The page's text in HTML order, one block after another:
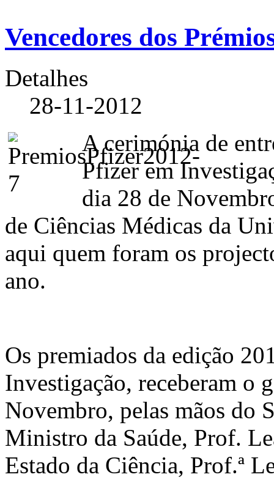
Vencedores dos
Detalhes
28-11-2012
A cerimónia de
Pfizer em
dia 28 de
de Ciências Médicas da
aqui quem foram os
ano.
Os premiados da edição
Investigação, receberam o
Novembro, pelas mãos do
Ministro da Saúde, Prof.
Estado da Ciência, Prof.ª